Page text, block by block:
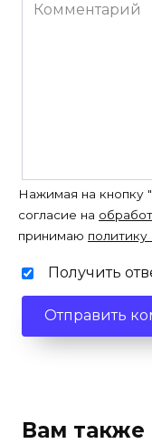
Комментарий
Нажимая на кнопку
согласие на
принимаю
Получить
Вам также